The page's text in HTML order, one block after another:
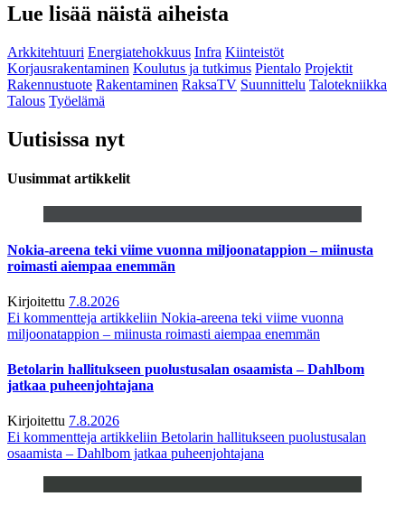
Lue lisää näistä aiheista
Arkkitehtuuri Energiatehokkuus Infra Kiinteistöt
Korjausrakentaminen Koulutus ja tutkimus Pientalo Projektit
Rakennustuote Rakentaminen RaksaTV Suunnittelu Talotekniikka
Talous Työelämä
Uutisissa nyt
Uusimmat artikkelit
Nokia-areena teki viime vuonna miljoonatappion – miinusta
roimasti aiempaa enemmän
Kirjoitettu 7.8.2026
Ei kommentteja artikkeliin Nokia-areena teki viime vuonna
miljoonatappion – miinusta roimasti aiempaa enemmän
Betolarin hallitukseen puolustusalan osaamista – Dahlbom
jatkaa puheenjohtajana
Kirjoitettu 7.8.2026
Ei kommentteja artikkeliin Betolarin hallitukseen puolustusalan
osaamista – Dahlbom jatkaa puheenjohtajana